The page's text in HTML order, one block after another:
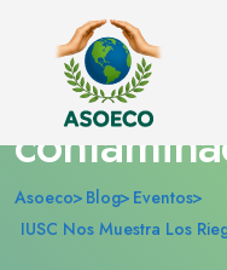
IUSC nos
riegos en
Asoeco Blog Eventos
IUSC Nos Muestra Los